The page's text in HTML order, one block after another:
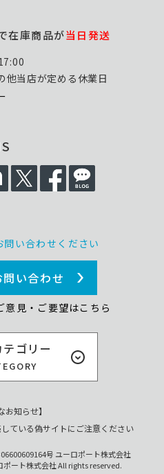
ゴリー
在庫商品が当日発送
当店が定める休業日
い合わせください
問い合わせ
意見・ご要望はこちら
お知らせ】
ている偽サイトにご注意ください
号 ユーロポート株式会社
ート株式会社 All rights reserved.